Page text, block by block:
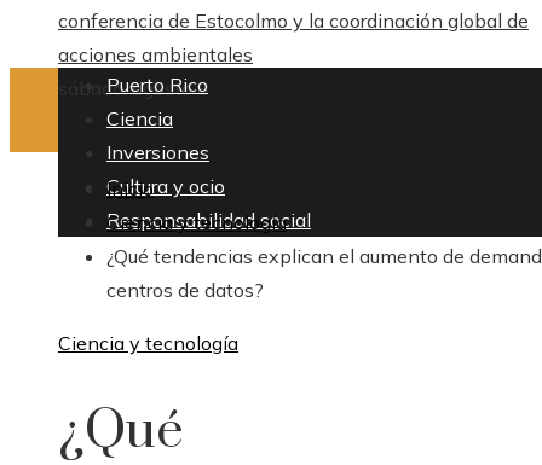
conferencia de Estocolmo y la coordinación global de
acciones ambientales
sábado, agosto 8
Puerto Rico
Ciencia
Inversiones
Cultura y ocio
Responsabilidad social
Inicio
Ciencia y tecnología
¿Qué tendencias explican el aumento de
centros de datos?
Ciencia y tecnología
¿Qué